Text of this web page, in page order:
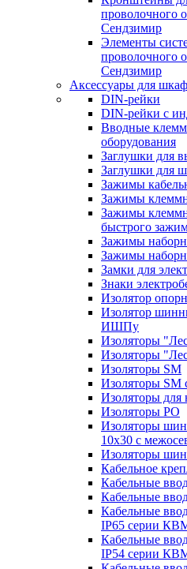
проволочного
Сендзимир
Элементы
проволочного
Сендзимир
Аксессуары для
DIN-рейки
DIN-рейки с
Вводные
оборудования
Заглушки для
Заглушки для
Зажимы
Зажимы
Зажимы
быстрого
Зажимы
Зажимы
Замки для
Знаки
Изолятор
Изолятор
ИШПу
Изоляторы
Изоляторы
Изоляторы SM
Изоляторы SM
Изоляторы
Изоляторы РО
Изоляторы
10х30 с
Изоляторы
Кабельное
Кабельные
Кабельные
Кабельные
IP65 серии
Кабельные
IP54 серии